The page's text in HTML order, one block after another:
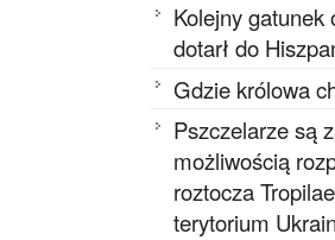
Kolejny gatunek
dotarł do
Gdzie królowa
Pszczelarze są
możliwością
roztocza
terytorium